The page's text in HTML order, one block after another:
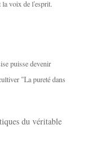
voix de l'esprit.
puisse devenir
"La pureté dans
du véritable